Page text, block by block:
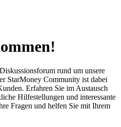
rund um unsere
StarMoney Community ist dabei
Erfahren Sie im Austausch
Hilfestellungen und interessante
Fragen und helfen Sie mit Ihrem